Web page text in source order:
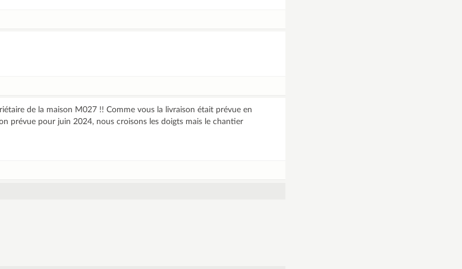
de la maison M027 !! Comme vous la livraison était prévue en
prévue pour juin 2024, nous croisons les doigts mais le chantier